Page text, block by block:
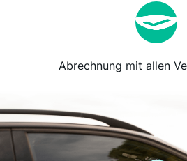
Abrechnung mit allen